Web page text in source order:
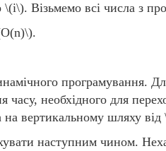
\(i\). Візьмемо всі числа з
.
програмування.
часу, необхідного для
на вертикальному шляху від
наступним чином.